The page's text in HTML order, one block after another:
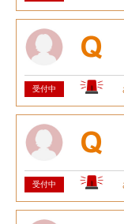
受付中
受付中